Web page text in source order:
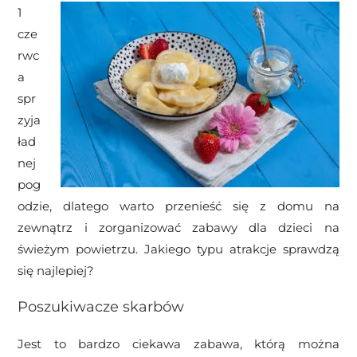
1
cze
rwc
a
spr
zyja
ład
nej
pog
odzie, dlatego warto przenieść się z domu na
zewnątrz i zorganizować zabawy dla dzieci na
świeżym powietrzu. Jakiego typu atrakcje sprawdzą
się najlepiej?
Poszukiwacze skarbów
Jest to bardzo ciekawa zabawa, którą można